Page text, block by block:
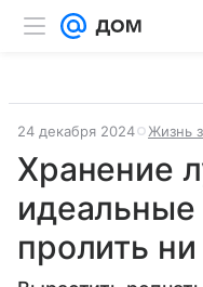
24 декабря 2024 Жизнь
Хранение
идеальные
пролить